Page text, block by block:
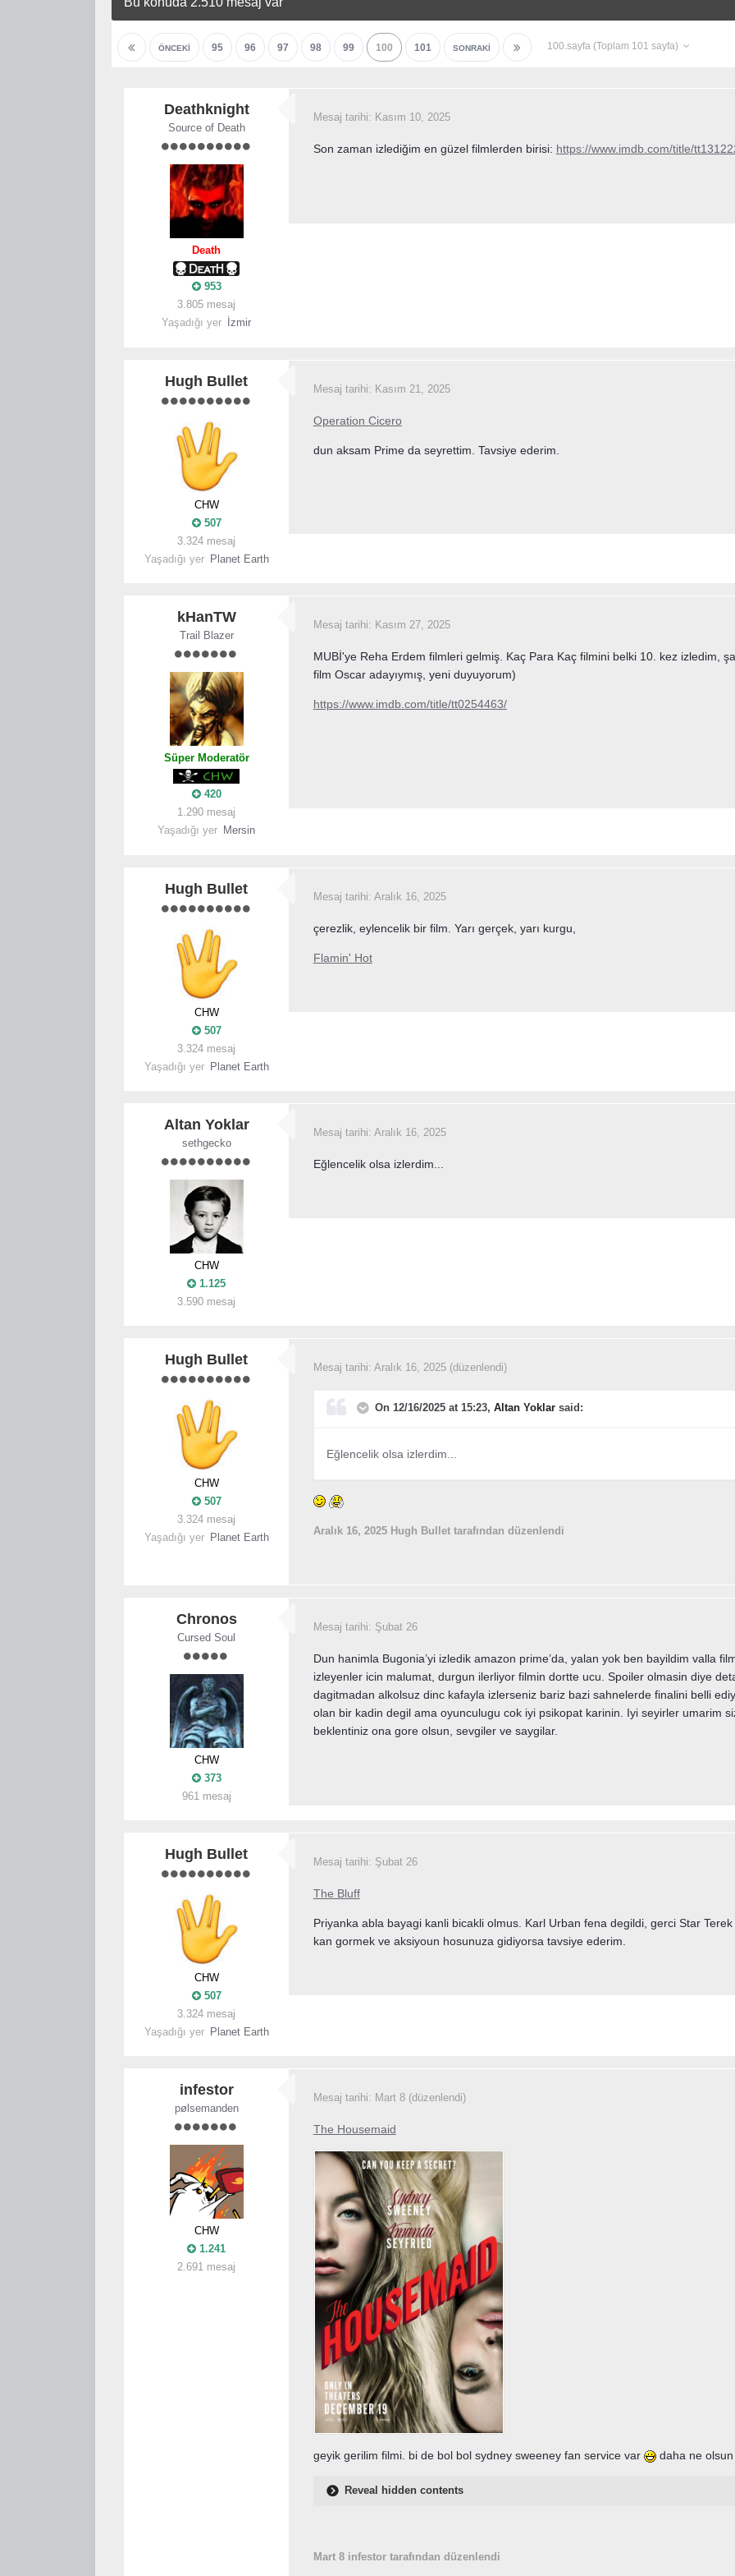
ÖNCEKI 95 96 97 98 99 100 101 SONRAKI 100.sayfa (Toplam 101 sayfa)
Deathknight
Source of Death
Death
953
3.805 mesaj
Yaşadığı yer
İzmir
Mesaj tarihi: Kasım 10, 2025
Son zaman izlediğim en güzel filmlerden birisi: https://www.imdb.com/title/
Hugh Bullet
CHW
507
3.324 mesaj
Yaşadığı yer Planet Earth
Mesaj tarihi: Kasım 21, 2025
Operation Cicero
dun aksam Prime da seyrettim. Tavsiye ederim.
kHanTW
Trail Blazer
Süper Moderatör
420
1.290 mesaj
Yaşadığı yer Mersin
Mesaj tarihi: Kasım 27, 2025
MUBİ'ye Reha Erdem filmleri gelmiş. Kaç Para Kaç filmini belki 10. kez izledim,
film Oscar adayıymış, yeni duyuyorum)
https://www.imdb.com/title/tt0254463/
Hugh Bullet
CHW
507
3.324 mesaj
Yaşadığı yer Planet Earth
Mesaj tarihi: Aralık 16, 2025
çerezlik, eylencelik bir film. Yarı gerçek, yarı kurgu,
Flamin' Hot
Altan Yoklar
sethgecko
CHW
1.125
3.590 mesaj
Mesaj tarihi: Aralık 16, 2025
Eğlencelik olsa izlerdim...
Hugh Bullet
CHW
507
3.324 mesaj
Yaşadığı yer Planet Earth
Mesaj tarihi: Aralık 16, 2025(düzenlendi)
On 12/16/2025 at 15:23, Altan Yoklarsaid:
Eğlencelik olsa izlerdim...
Aralık 16, 2025Hugh Bullet tarafından düzenlendi
Chronos
Cursed Soul
CHW
373
961 mesaj
Mesaj tarihi: Şubat 26
Dun hanimla Bugonia’yi izledik amazon prime’da, yalan yok ben bayildim valla
izleyenler icin malumat, durgun ilerliyor filmin dortte ucu. Spoiler olmasin diye
dagitmadan alkolsuz dinc kafayla izlerseniz bariz bazi sahnelerde finalini belli
olan bir kadin degil ama oyunculugu cok iyi psikopat karinin. Iyi seyirler umarim
beklentiniz ona gore olsun, sevgiler ve saygilar.
Hugh Bullet
CHW
507
3.324 mesaj
Yaşadığı yer Planet Earth
Mesaj tarihi: Şubat 26
The Bluff
Priyanka abla bayagi kanli bicakli olmus. Karl Urban fena degildi, gerci Star
kan gormek ve aksiyoun hosunuza gidiyorsa tavsiye ederim.
infestor
pølsemanden
CHW
1.241
2.691 mesaj
Mesaj tarihi: Mart 8(düzenlendi)
The Housemaid
geyik gerilim filmi. bi de bol bol sydney sweeney fan service var daha ne olsun
Reveal hidden contents
Mart 8infestor tarafından düzenlendi